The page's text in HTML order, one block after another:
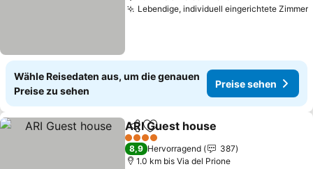
Lebendige, individuell eingerichtete Zimmer
Wähle Reisedaten aus, um die genauen
Preise zu sehen
Preise sehen
TeilenZu Favoriten hinzufügen
ARI Guest house
4 Sterne
8,9 Hervorragend
387
1.0 km bis Via del Prione